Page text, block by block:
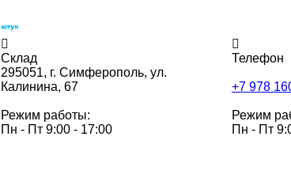
Склад
295051, г. Симферополь, ул.
Калинина, 67
Режим работы:
Пн - Пт 9:00 - 17:00
Телефон
+7 978
Режим
Пн - Пт